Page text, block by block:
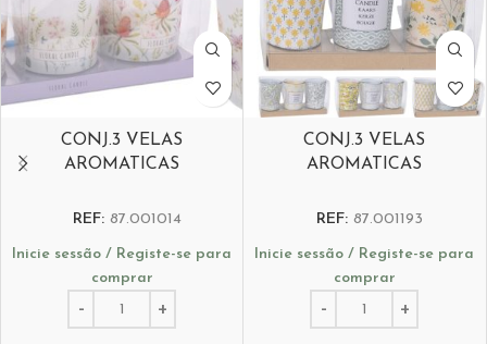
CONJ.3 VELAS
AROMATICAS
REF: 87.001014
Inicie sessão / Registe-se para
comprar
CONJ.3 VELAS
AROMATICAS
REF: 87.001193
Inicie sessão / Registe-se para
comprar